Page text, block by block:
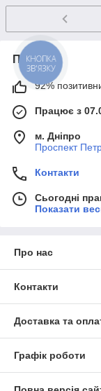
Про нас
92%
Працює з
м. Дніпро
Проспект
Контакти
Сьогодні
Показати
Про нас
Контакти
Доставка та
Графік роботи
КНОПКА
ЗВ'ЯЗКУ